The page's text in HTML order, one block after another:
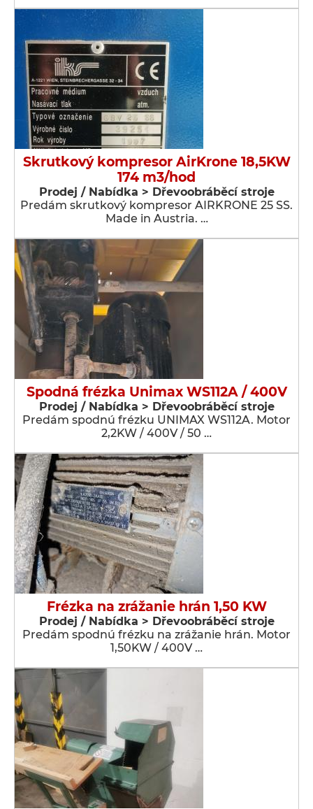
Skrutkový kompresor AirKrone 18,5KW
174 m3/hod
Prodej / Nabídka > Dřevoobráběcí stroje
Predám skrutkový kompresor AIRKRONE 25 SS.
Made in Austria. …
Spodná frézka Unimax WS112A / 400V
Prodej / Nabídka > Dřevoobráběcí stroje
Predám spodnú frézku UNIMAX WS112A. Motor
2,2KW / 400V / 50 …
Frézka na zrážanie hrán 1,50 KW
Prodej / Nabídka > Dřevoobráběcí stroje
Predám spodnú frézku na zrážanie hrán. Motor
1,50KW / 400V …